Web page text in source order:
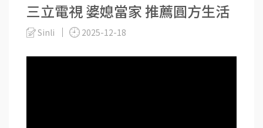
三立電視 婆媳當家 推薦圓方生活
Sinli 2025-12-18